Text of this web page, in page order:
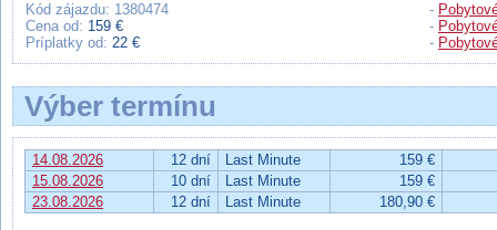
Kód zájazdu: 1380474
Cena od: 159 €
Príplatky od: 22 €
-
-
-
Výber termínu
14.08.2026 12 dní Last Minute
159 €
15.08.2026
10 dní Last Minute
159 €
23.08.2026
12 dní Last Minute 180,90 €